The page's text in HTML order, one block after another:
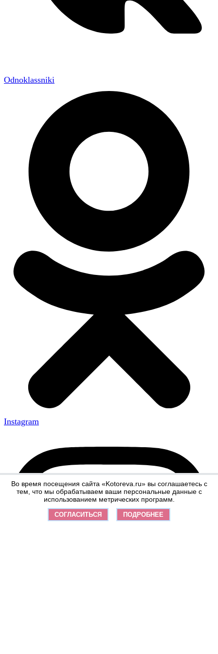
Odnoklassniki
Instagram
Во время посещения сайта «Kotoreva.ru» вы соглашаетесь с
тем, что мы обрабатываем ваши персональные данные с
использованием метрических программ.
СОГЛАСИТЬСЯ ПОДРОБНЕЕ